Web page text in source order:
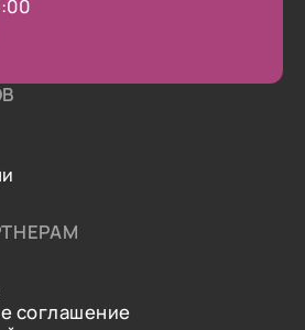
соглашение